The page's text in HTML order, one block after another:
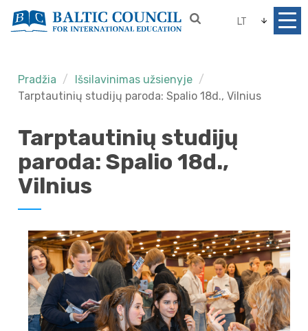
LT
Pradžia
Išsilavinimas užsienyje
Tarptautinių studijų paroda: Spalio 18d., Vilnius
Tarptautinių studijų
paroda: Spalio 18d.,
Vilnius